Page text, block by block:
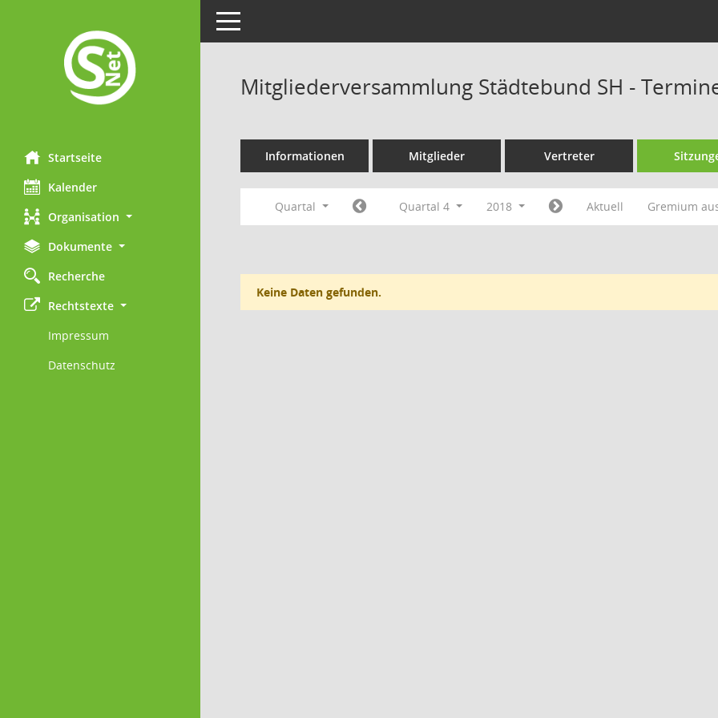
Startseite
Kalender
Organisation
Dokumente
Recherche
Rechtstexte
Impressum
Datenschutz
Toggle navigation
Mitgliederversammlung Städtebund SH -
Informationen Mitglieder Vertreter
Quartal Quartal 4 2018 Aktuell Gremium
Keine Daten gefunden.